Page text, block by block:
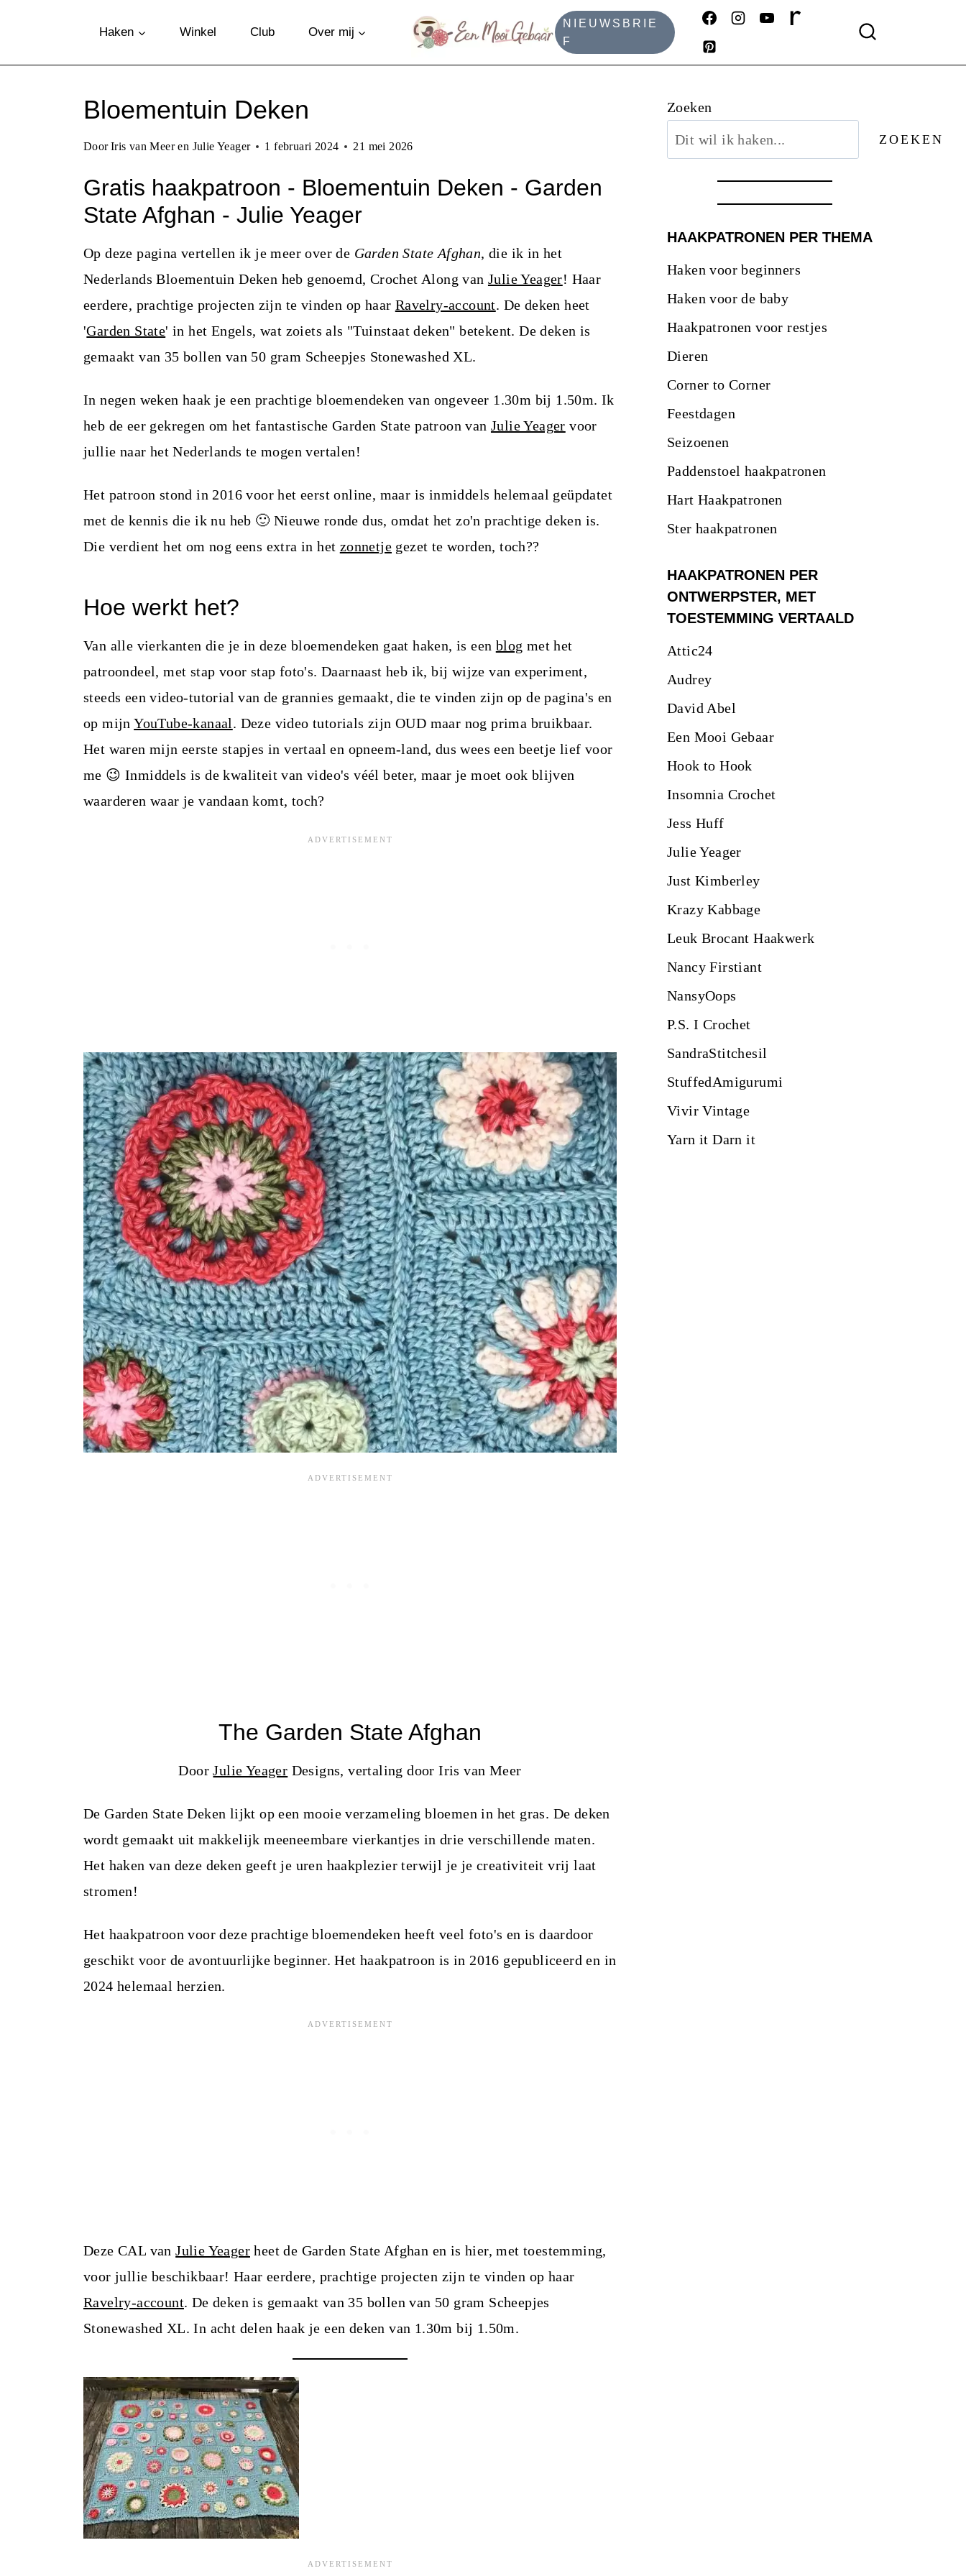
o
Haken Winkel Club Over mij
NIEUWSBRIE
F
Bloementuin Deken
Door Iris van Meer en Julie Yeager 1 februari 2024 21 mei 2026
Gratis haakpatroon - Bloementuin Deken - Garden
State Afghan - Julie Yeager
Op deze pagina vertellen ik je meer over de Garden State Afghan, die ik in het
Nederlands Bloementuin Deken heb genoemd, Crochet Along van Julie Yeager! Haar
eerdere, prachtige projecten zijn te vinden op haar Ravelry-account. De deken heet
'Garden State' in het Engels, wat zoiets als "Tuinstaat deken" betekent. De deken is
gemaakt van 35 bollen van 50 gram Scheepjes Stonewashed XL.
In negen weken haak je een prachtige bloemendeken van ongeveer 1.30m bij 1.50m. Ik
heb de eer gekregen om het fantastische Garden State patroon van Julie Yeager voor
jullie naar het Nederlands te mogen vertalen!
Het patroon stond in 2016 voor het eerst online, maar is inmiddels helemaal geüpdatet
met de kennis die ik nu heb 🙂 Nieuwe ronde dus, omdat het zo'n prachtige deken is.
Die verdient het om nog eens extra in het zonnetjegezet te worden, toch??
Hoe werkt het?
Van alle vierkanten die je in deze bloemendeken gaat haken, is een blog met het
patroondeel, met stap voor stap foto's. Daarnaast heb ik, bij wijze van experiment,
steeds een video-tutorial van de grannies gemaakt, die te vinden zijn op de pagina's en
op mijnYouTube-kanaal. Deze video tutorials zijn OUD maar nog prima bruikbaar.
Het waren mijn eerste stapjes in vertaal en opneem-land, dus wees een beetje lief voor
me 😉 Inmiddels is de kwaliteit van video's véél beter, maar je moet ook blijven
waarderen waar je vandaan komt, toch?
The Garden State Afghan
DoorJulie Yeager Designs, vertaling door Iris van Meer
De Garden State Deken lijkt op een mooie verzameling bloemen in het gras. De deken
wordt gemaakt uit makkelijk meeneembare vierkantjes in drie verschillende maten.
Het haken van deze deken geeft je uren haakplezier terwijl je je creativiteit vrij laat
stromen!
Het haakpatroon voor deze prachtige bloemendeken heeft veel foto's en is daardoor
geschikt voor de avontuurlijke beginner. Het haakpatroon is in 2016 gepubliceerd en in
2024 helemaal herzien.
Deze CAL vanJulie Yeagerheet de Garden State Afghan en is hier, met toestemming,
voor jullie beschikbaar! Haar eerdere, prachtige projecten zijn te vinden op haar
Ravelry-account. De deken is gemaakt van 35 bollen van 50 gram Scheepjes
Stonewashed XL. In acht delen haak je een deken van 1.30m bij 1.50m.
Zoeken
ZOEKEN
HAAKPATRONEN PER THEMA
Haken voor beginners
Haken voor de baby
Haakpatronen voor restjes
Dieren
Corner to Corner
Feestdagen
Seizoenen
Paddenstoel haakpatronen
Hart Haakpatronen
Ster haakpatronen
HAAKPATRONEN PER
ONTWERPSTER, MET
TOESTEMMING VERTAALD
Attic24
Audrey
David Abel
Een Mooi Gebaar
Hook to Hook
Insomnia Crochet
Jess Huff
Julie Yeager
Just Kimberley
Krazy Kabbage
Leuk Brocant Haakwerk
Nancy Firstiant
NansyOops
P.S. I Crochet
SandraStitchesil
StuffedAmigurumi
Vivir Vintage
Yarn it Darn it